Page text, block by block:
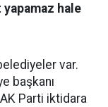
hale
var.
başkanı
Parti iktidara